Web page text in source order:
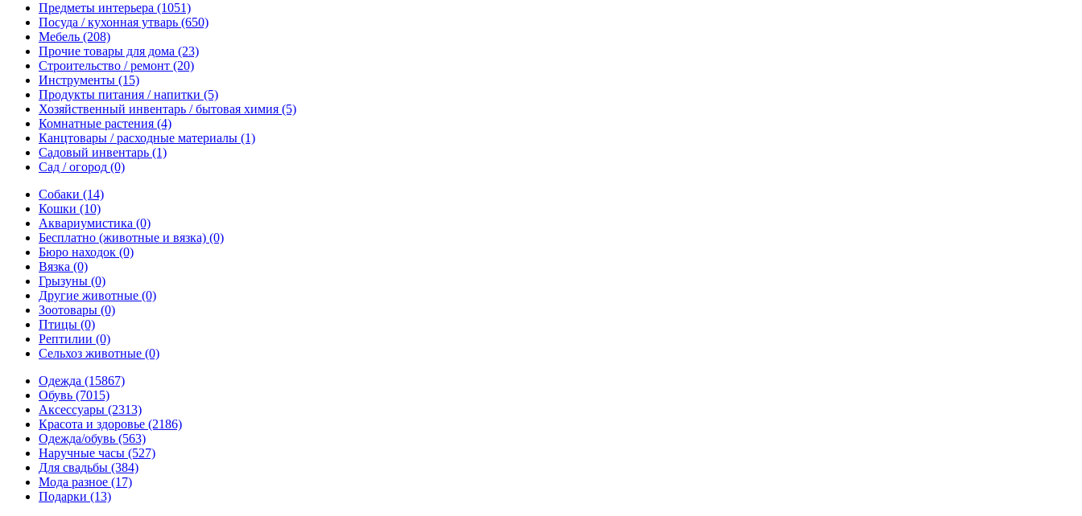
Предметы интерьера (1051)
Посуда / кухонная утварь (650)
Мебель (208)
Прочие товары для дома (23)
Строительство / ремонт (20)
Инструменты (15)
Продукты питания / напитки (5)
Хозяйственный инвентарь / бытовая химия (5)
Комнатные растения (4)
Канцтовары / расходные материалы (1)
Садовый инвентарь (1)
Сад / огород (0)
Собаки (14)
Кошки (10)
Аквариумистика (0)
Бесплатно (животные и вязка) (0)
Бюро находок (0)
Вязка (0)
Грызуны (0)
Другие животные (0)
Зоотовары (0)
Птицы (0)
Рептилии (0)
Сельхоз животные (0)
Одежда (15867)
Обувь (7015)
Аксессуары (2313)
Красота и здоровье (2186)
Одежда/обувь (563)
Наручные часы (527)
Для свадьбы (384)
Мода разное (17)
Подарки (13)